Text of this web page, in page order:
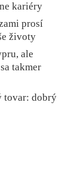
kariéry
prosí
životy
ale
takmer
tovar: dobrý